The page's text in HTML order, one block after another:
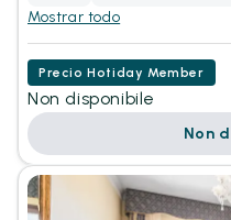
Mostrar todo
Precio Hotiday Member
Non disponibile
Non